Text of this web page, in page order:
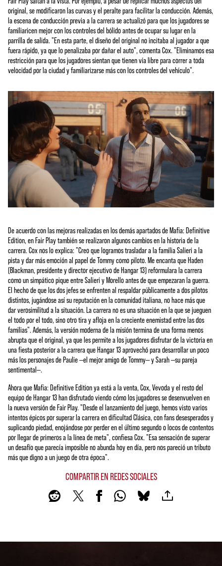
original, se modificaron las curvas y el peralte para facilitar la conducción. Además,
la escena de conducción previa a la carrera se actualizó para que los jugadores se
familiaricen mejor con los controles del bólido antes de ocupar su lugar en la
parrilla de salida. "En esta parte, el diseño del original no incitaba al jugador a que
fuera rápido, ya que lo penalizaba por dañar el auto", comenta Cox. "Eliminamos esa
restricción para que los jugadores sientan que tienen vía libre para correr a toda
velocidad por la ciudad y familiarizarse más con los controles del vehículo".
De acuerdo con las mejoras realizadas en los demás apartados de Mafia: Definitive
Edition, en Fair Play también se realizaron algunos cambios en la historia de la
carrera. Cox nos lo explica: "Creo que logramos trasladar a la familia Salieri a la
pista y dar más emoción al papel de Tommy como piloto. Me encanta que Haden
(Blackman, presidente y director ejecutivo de Hangar 13) reformulara la carrera
como un simpático pique entre Salieri y Morello antes de que empezaran la guerra.
El hecho de que los dos jefes se enfrenten al respaldar públicamente a dos pilotos
distintos, jugándose así su reputación en la comunidad italiana, no hace más que
dar verosimilitud a la situación. La carrera no es una situación en la que se jueguen
el todo por el todo, sino otro tira y afloja en la creciente enemistad entre las dos
familias". Además, la versión moderna de la misión termina de una forma menos
abrupta que el original, ya que les permite a los jugadores disfrutar de la victoria en
una fiesta posterior a la carrera que Hangar 13 aprovechó para desarrollar un poco
más los personajes de Paulie —el mejor amigo de Tommy— y Sarah —su pareja
sentimental—.
Ahora que Mafia: Definitive Edition ya está a la venta, Cox, Vevoda y el resto del
equipo de Hangar 13 han disfrutado viendo cómo los jugadores se desenvuelven en
la nueva versión de Fair Play. "Desde el lanzamiento del juego, hemos visto varios
intentos épicos por superar la carrera en dificultad Clásica, con fans desesperados y
suplicando piedad, enojándose por perder en el último segundo o locos de contentos
por llegar de primeros a la línea de meta", confiesa Cox. "Esa sensación de superar
un desafío que parecía imposible no abunda hoy en día, pero nos pareció un tributo
más que digno a un juego de otra época".
COMPARTIR EN REDES SOCIALES